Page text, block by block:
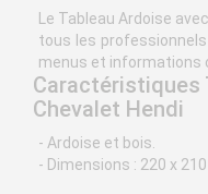
Le Tableau Ardoise
tous les
menus et informations
Caractéristiques
Chevalet Hendi
- Ardoise et bois.
- Dimensions : 220 x